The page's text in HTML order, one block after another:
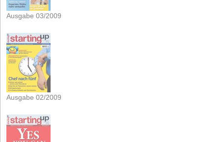
Ausgabe 03/2009
Ausgabe 02/2009